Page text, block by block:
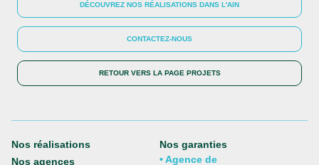
DÉCOUVREZ NOS RÉALISATIONS DANS L'AIN
CONTACTEZ-NOUS
RETOUR VERS LA PAGE PROJETS
Nos réalisations
Nos garanties
Nos agences
• Agence de